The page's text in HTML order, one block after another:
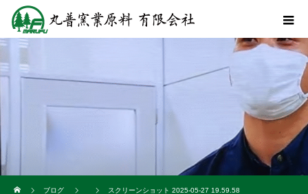
ブログ
スクリーンショット 2025-05-27 19.59.58